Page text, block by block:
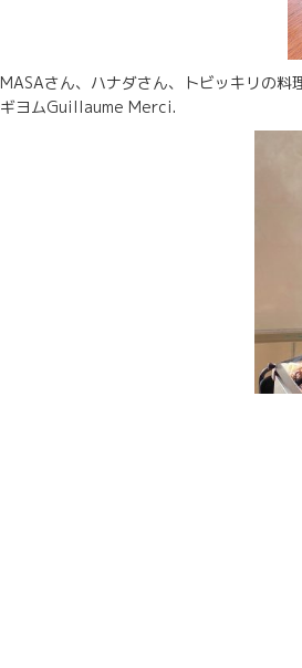
MASAさん、ハナダさん、トビッキリの料
ギヨムGuillaume Merci.